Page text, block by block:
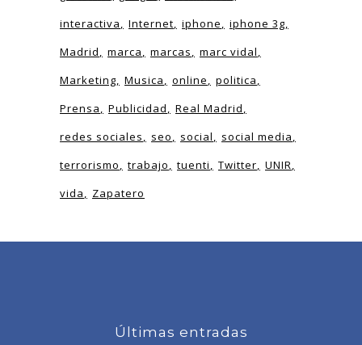
interactiva
Internet iphone
iphone 3g
Madrid
marca marcas
marc vidal
Marketing
Musica online
politica
Prensa
Publicidad
Real Madrid
redes sociales
seo social
social media
terrorismo
trabajo tuenti Twitter
UNIR
vida
Zapatero
Últimas entradas